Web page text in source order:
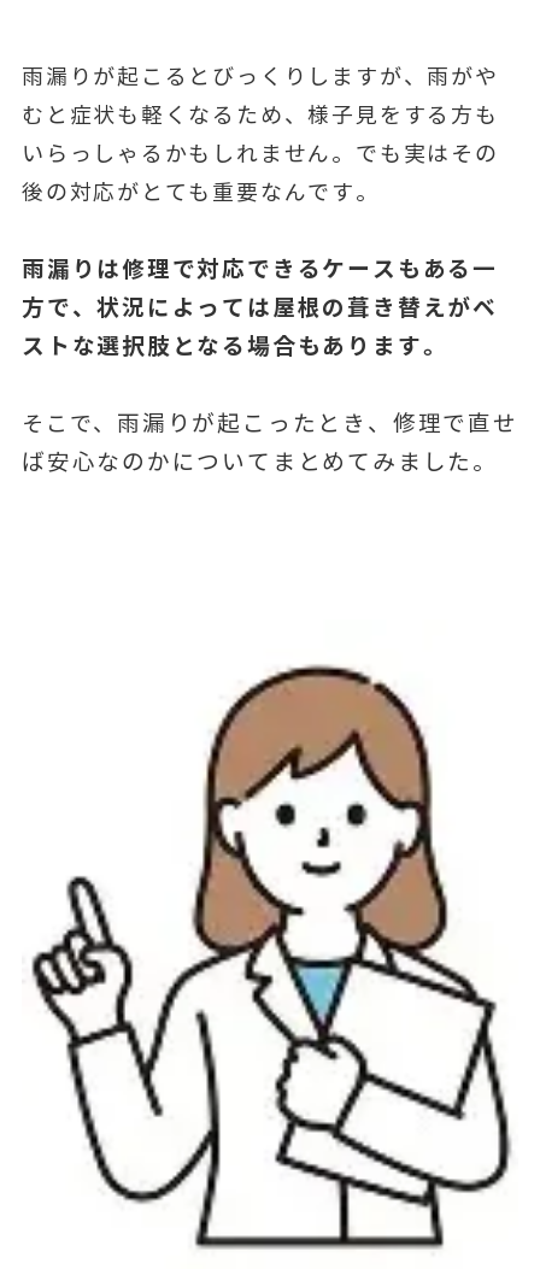
雨漏りが起こるとびっくりしますが、雨がや
むと症状も軽くなるため、様子見をする方も
いらっしゃるかもしれません。でも実はその
後の対応がとても重要なんです。
雨漏りは修理で対応できるケースもある一
方で、状況によっては屋根の葺き替えがベ
ストな選択肢となる場合もあります。
そこで、 雨漏りが起こったとき、修理で直せ
ば安心なのかについてまとめてみました 。